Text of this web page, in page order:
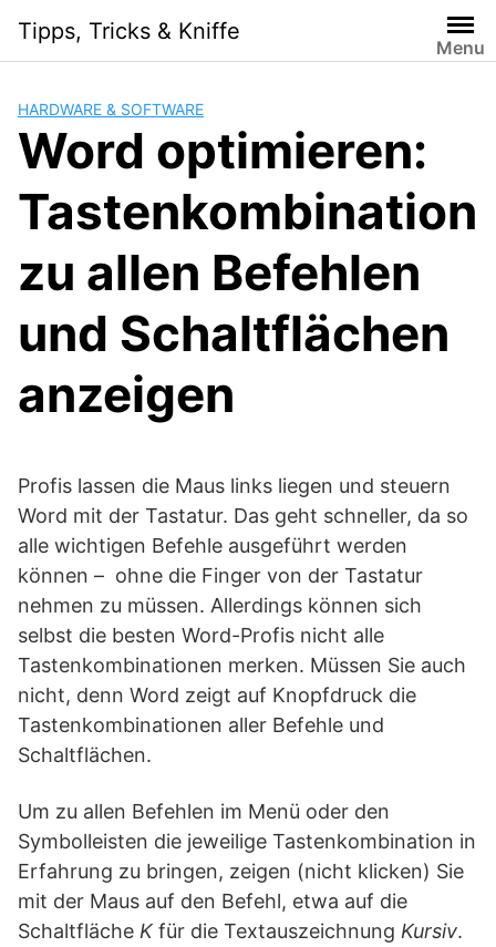
content
Tipps, Tricks & Kniffe
Menu
HARDWARE & SOFTWARE
Word optimieren:
Tastenkombination
zu allen Befehlen
und Schaltflächen
anzeigen
Profis lassen die Maus links liegen und steuern
Word mit der Tastatur. Das geht schneller, da so
alle wichtigen Befehle ausgeführt werden
können – ohne die Finger von der Tastatur
nehmen zu müssen. Allerdings können sich
selbst die besten Word-Profis nicht alle
Tastenkombinationen merken. Müssen Sie auch
nicht, denn Word zeigt auf Knopfdruck die
Tastenkombinationen aller Befehle und
Schaltflächen.
Um zu allen Befehlen im Menü oder den
Symbolleisten die jeweilige Tastenkombination in
Erfahrung zu bringen, zeigen (nicht klicken) Sie
mit der Maus auf den Befehl, etwa auf die
Schaltfläche Kfür die Textauszeichnung Kursiv.